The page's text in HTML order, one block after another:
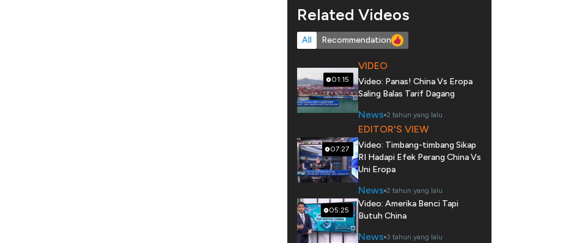
Related Videos
All Recommendation
01:15
VIDEO
Video: Panas! China Vs Eropa
Saling Balas Tarif Dagang
News 2 tahun yang lalu
07:27
EDITOR'S VIEW
Video: Timbang-timbang Sikap
RI Hadapi Efek Perang China Vs
Uni Eropa
News 2 tahun yang lalu
05:25
Video: Amerika Benci Tapi
Butuh China
News 3 tahun yang lalu